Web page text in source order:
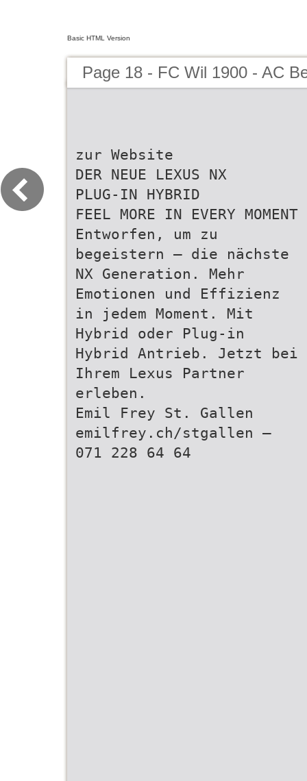
Basic HTML Version
Page 18 - FC Wil 1900 - AC
zur Website
DER NEUE LEXUS NX
PLUG-IN HYBRID
FEEL MORE IN EVERY MOMENT
Entworfen, um zu
begeistern – die nächste
NX Generation. Mehr
Emotionen und Effizienz
in jedem Moment. Mit
Hybrid oder Plug-in
Hybrid Antrieb. Jetzt bei
Ihrem Lexus Partner
erleben.
Emil Frey St. Gallen
emilfrey.ch/stgallen –
071 228 64 64